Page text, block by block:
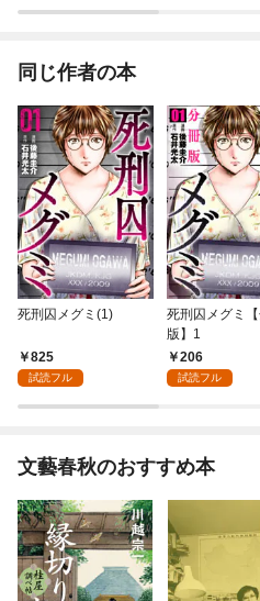
同じ作者の本
死刑囚メグミ(1)
825
試読フル
死刑囚メグミ
版】1
206
試読フル
文藝春秋のおすすめ本